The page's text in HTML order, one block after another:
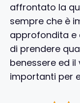
affrontato la
sempre che è
approfondita e
di prendere
benessere ed
importanti per